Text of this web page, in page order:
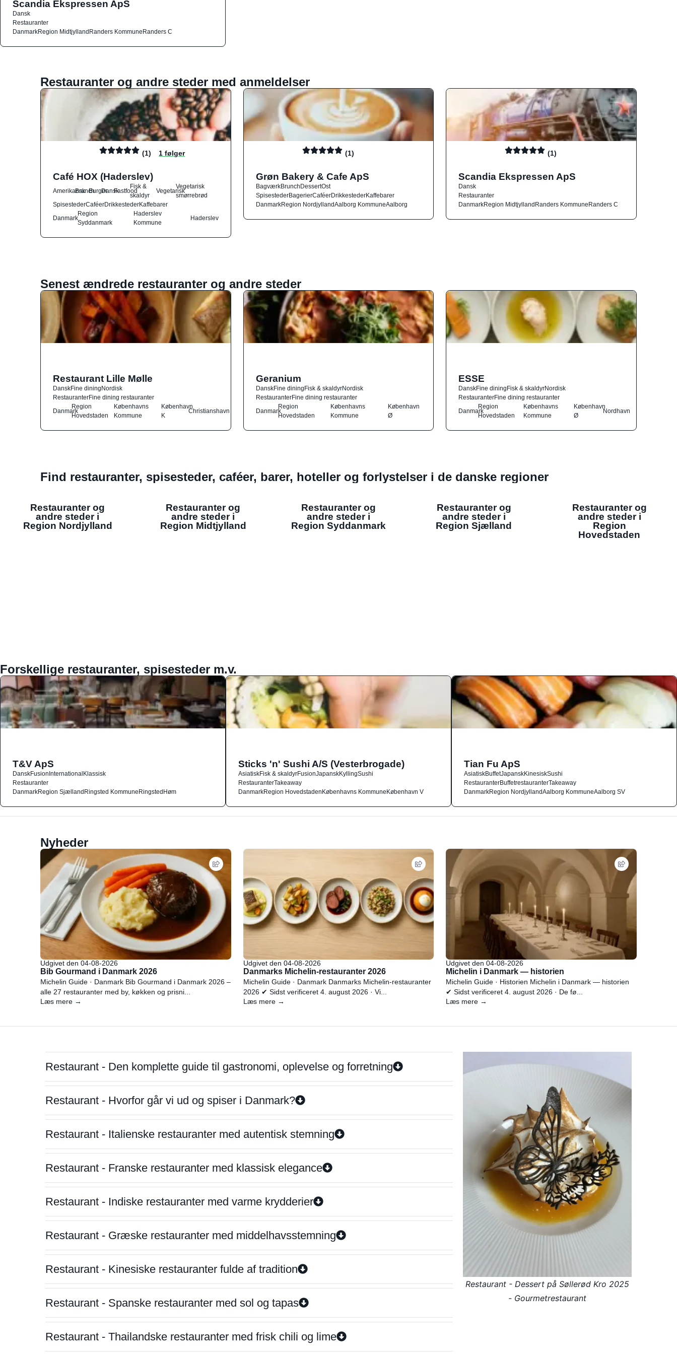
Scandia Ekspressen ApS
Dansk
Restauranter
DanmarkRegion MidtjyllandRanders KommuneRanders C
Restauranter og andre steder med anmeldelser
(1) 1 følger
Café HOX (Haderslev)
AmerikanskBrunchBurgerDanskFastfood
Fisk &
skaldyr
Vegetarisk
Vegetarisk
smørrebrød
SpisestederCaféerDrikkestederKaffebarer
Danmark
Region
Syddanmark
Haderslev
Kommune
Haderslev
(1)
Grøn Bakery & Cafe ApS
BagværkBrunchDessertOst
SpisestederBagerierCaféerDrikkestederKaffebarer
DanmarkRegion NordjyllandAalborg KommuneAalborg
(1)
Scandia Ekspressen ApS
Dansk
Restauranter
DanmarkRegion MidtjyllandRanders KommuneRanders C
Senest ændrede restauranter og andre steder
Restaurant Lille Mølle
DanskFine diningNordisk
RestauranterFine dining restauranter
Danmark
Region
Hovedstaden
Københavns
Kommune
København
K
Christianshavn
Geranium
DanskFine diningFisk & skaldyrNordisk
RestauranterFine dining restauranter
Danmark
Region
Hovedstaden
Københavns
Kommune
København
Ø
ESSE
DanskFine diningFisk & skaldyrNordisk
RestauranterFine dining restauranter
Danmark
Region
Hovedstaden
Københavns
Kommune
København
Ø
Nordhavn
Find restauranter, spisesteder, caféer, barer, hoteller og forlystelser i de danske regioner
Restauranter og
andre steder i
Region Nordjylland
Restauranter og
andre steder i
Region Midtjylland
Restauranter og
andre steder i
Region Syddanmark
Restauranter og
andre steder i
Region Sjælland
Restauranter og
andre steder i
Region
Hovedstaden
Forskellige restauranter, spisesteder m.v.
T&V ApS
DanskFusionInternationalKlassisk
Restauranter
DanmarkRegion SjællandRingsted KommuneRingstedHøm
Sticks 'n' Sushi A/S (Vesterbrogade)
AsiatiskFisk & skaldyrFusionJapanskKyllingSushi
RestauranterTakeaway
DanmarkRegion HovedstadenKøbenhavns KommuneKøbenhavn V
Tian Fu ApS
AsiatiskBuffetJapanskKinesiskSushi
RestauranterBuffetrestauranterTakeaway
DanmarkRegion NordjyllandAalborg KommuneAalborg SV
Nyheder
Udgivet den 04-08-2026
Bib Gourmand i Danmark 2026
Michelin Guide · Danmark Bib Gourmand i Danmark 2026 –
alle 27 restauranter med by, køkken og prisni...
Læs mere →
Udgivet den 04-08-2026
Danmarks Michelin-restauranter 2026
Michelin Guide · Danmark Danmarks Michelin-restauranter
2026 ✔ Sidst verificeret 4. august 2026 · Vi...
Læs mere →
Udgivet den 04-08-2026
Michelin i Danmark — historien
Michelin Guide · Historien Michelin i Danmark — historien
✔ Sidst verificeret 4. august 2026 · De fø...
Læs mere →
Restaurant - Den komplette guide til gastronomi, oplevelse og forretning
Restaurant - Hvorfor går vi ud og spiser i Danmark?
Restaurant - Italienske restauranter med autentisk stemning
Restaurant - Franske restauranter med klassisk elegance
Restaurant - Indiske restauranter med varme krydderier
Restaurant - Græske restauranter med middelhavsstemning
Restaurant - Kinesiske restauranter fulde af tradition
Restaurant - Spanske restauranter med sol og tapas
Restaurant - Thailandske restauranter med frisk chili og lime
Restaurant - Dessert på Søllerød Kro 2025
- Gourmetrestaurant